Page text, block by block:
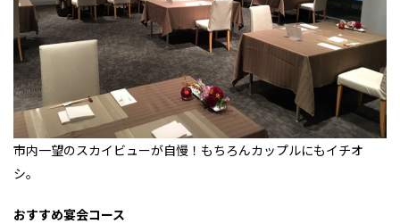
市内一望のスカイビューが自慢！もちろんカップルにもイチオ
シ。
おすすめ宴会コース